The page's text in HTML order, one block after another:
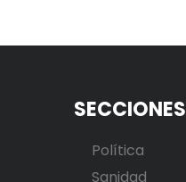
SECCIONES
Política
Sanidad